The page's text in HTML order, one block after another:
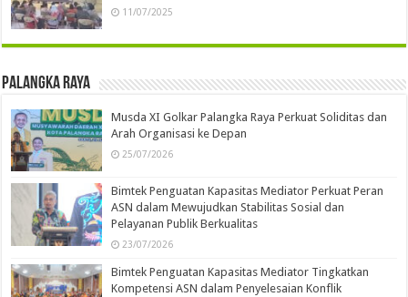
11/07/2025
Palangka Raya
Musda XI Golkar Palangka Raya Perkuat Soliditas dan
Arah Organisasi ke Depan
25/07/2026
Bimtek Penguatan Kapasitas Mediator Perkuat Peran
ASN dalam Mewujudkan Stabilitas Sosial dan
Pelayanan Publik Berkualitas
23/07/2026
Bimtek Penguatan Kapasitas Mediator Tingkatkan
Kompetensi ASN dalam Penyelesaian Konflik